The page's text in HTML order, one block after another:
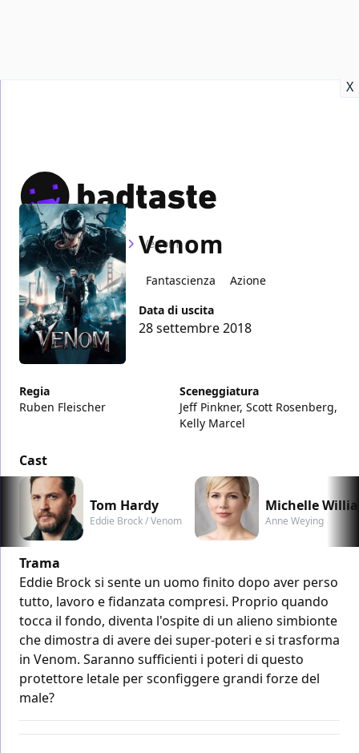
X
Home Film Venom
Venom
Fantascienza
Azione
Data di uscita
28 settembre 2018
Regia
Ruben Fleischer
Sceneggiatura
Jeff Pinkner, Scott Rosenberg,
Kelly Marcel
Cast
Tom Hardy
Eddie Brock / Venom
Michelle
Anne Weying
Trama
Eddie Brock si sente un uomo finito dopo aver perso
tutto, lavoro e fidanzata compresi. Proprio quando
tocca il fondo, diventa l'ospite di un alieno simbionte
che dimostra di avere dei super-poteri e si trasforma
in Venom. Saranno sufficienti i poteri di questo
protettore letale per sconfiggere grandi forze del
male?